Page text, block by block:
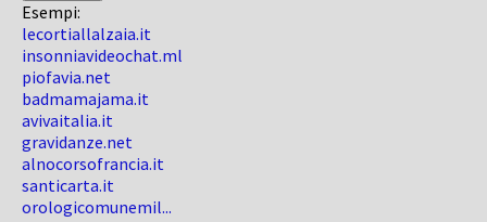
Esempi:
lecortiallalzaia.it
insonniavideochat.ml
piofavia.net
badmamajama.it
avivaitalia.it
gravidanze.net
alnocorsofrancia.it
santicarta.it
orologicomunemil...